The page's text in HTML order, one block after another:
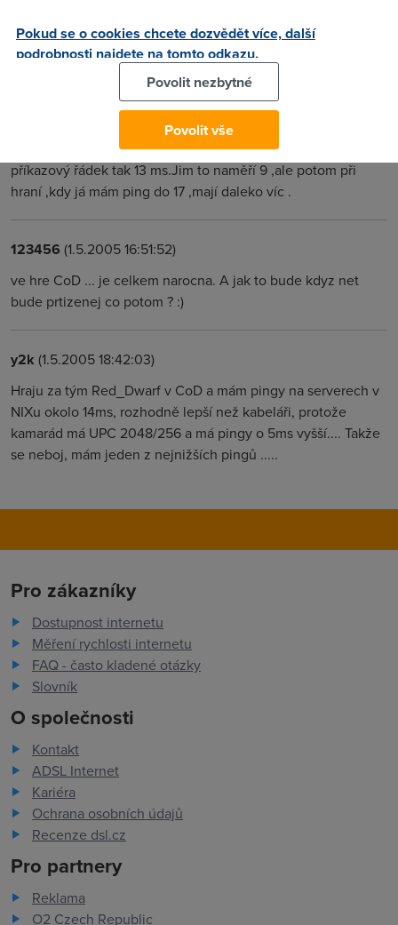
Ja mam teda o dost lepsi ping nez lidi na chellu, o netboxu
nemluve.
(1.5.2005 18:13:23)
Ano přesně tak .Já mám třeba ping na gamezone přes
příkazový řádek tak 13 ms.Jim to naměří 9 ,ale potom při
hraní ,kdy já mám ping do 17 ,mají daleko víc .
123456 (1.5.2005 16:51:52)
ve hre CoD ... je celkem narocna. A jak to bude kdyz net
bude prtizenej co potom ? :)
y2k (1.5.2005 18:42:03)
Hraju za tým Red_Dwarf v CoD a mám pingy na serverech v
NIXu okolo 14ms, rozhodně lepší než kabeláři, protože
kamarád má UPC 2048/256 a má pingy o 5ms vyšší.... Takže
se neboj, mám jeden z nejnižších pingů .....
Pro zákazníky
Dostupnost internetu
Měření rychlosti internetu
FAQ - často kladené otázky
Slovník
O společnosti
Kontakt
ADSL Internet
Kariéra
Ochrana osobních údajů
Recenze dsl.cz
Pro partnery
Reklama
O2 Czech Republic
Pokud se o cookies chcete dozvědět více, další
podrobnosti najdete na tomto odkazu.
Povolit nezbytné
Povolit vše